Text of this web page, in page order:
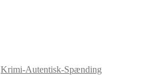
Krimi-Autentisk-Spænding